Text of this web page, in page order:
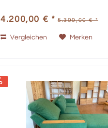
Wohnraum. Natürlich ist...
4.200,00 € * 5.300,00 € *
Vergleichen Merken